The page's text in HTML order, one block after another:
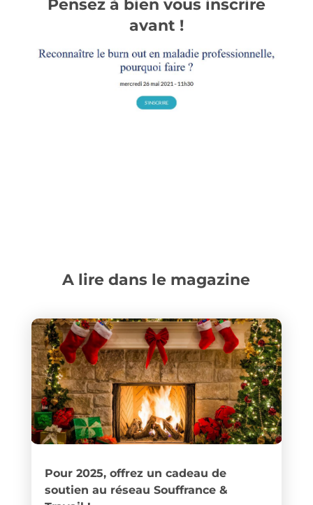
Pensez à bien vous inscrire
avant !
A lire dans le magazine
Pour 2025, offrez un cadeau de
soutien au réseau Souffrance &